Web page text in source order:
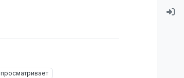
просматривает